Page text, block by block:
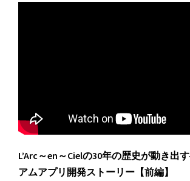
L’Arc～en～Cielの30年の歴史が動き
アムアプリ開発ストーリー【前編】